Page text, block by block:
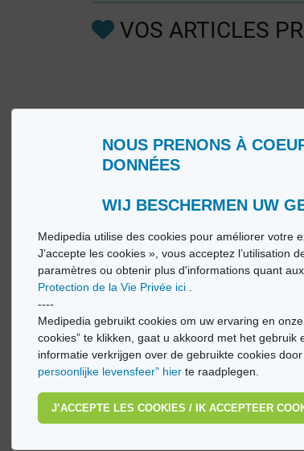
NOUS PRENONS À
DONNÉES
WIJ BESCHERMEN UW
Medipedia utilise des cookies pour améliorer votre
J’accepte les cookies », vous acceptez l’utilisation
paramètres ou obtenir plus d'informations quant
Protection de la Vie Privée ici .
----
Medipedia gebruikt cookies om uw ervaring en
cookies” te klikken, gaat u akkoord met het
informatie verkrijgen over de gebruikte cookies
persoonlijke levensfeer” hier te raadplegen.
J’ACCEPTE LES COOKIES / IK ACCEPTEER
VOS ARTICLES
Qui sommes nous ?